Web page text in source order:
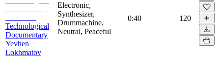
Technological
Documentary
Yevhen
Lokhmatov
Electronic,
Synthesizer,
Drummachine,
Neutral, Peaceful
0:40 120